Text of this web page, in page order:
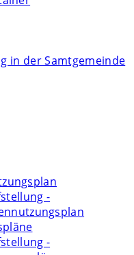
in der Samtgemeinde
-
-